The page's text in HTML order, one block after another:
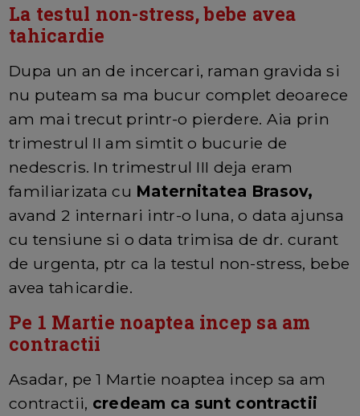
La testul non-stress, bebe avea
tahicardie
Dupa un an de incercari, raman gravida si
nu puteam sa ma bucur complet deoarece
am mai trecut printr-o pierdere. Aia prin
trimestrul II am simtit o bucurie de
nedescris. In trimestrul III deja eram
familiarizata cu Maternitatea Brasov,
avand 2 internari intr-o luna, o data ajunsa
cu tensiune si o data trimisa de dr. curant
de urgenta, ptr ca la testul non-stress, bebe
avea tahicardie.
Pe 1 Martie noaptea incep sa am
contractii
Asadar, pe 1 Martie noaptea incep sa am
contractii, credeam ca sunt contractii